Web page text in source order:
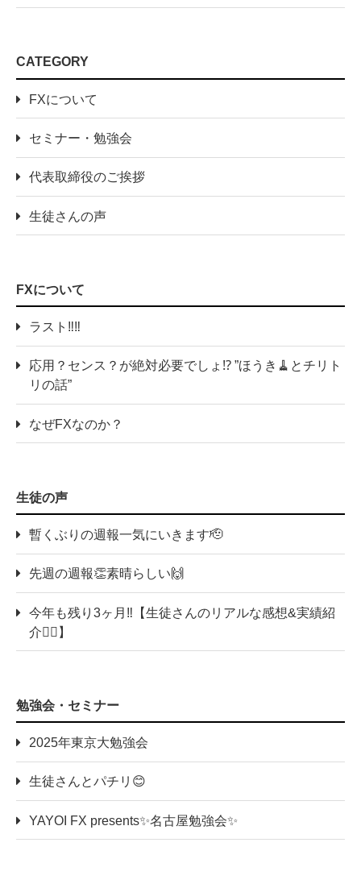
CATEGORY
FXについて
セミナー・勉強会
代表取締役のご挨拶
生徒さんの声
FXについて
ラスト‼️‼️
応用？センス？が絶対必要でしょ⁉️ ”ほうき🧹とチリト
リの話”
なぜFXなのか？
生徒の声
暫くぶりの週報一気にいきます🫡
先週の週報👏素晴らしい🙌
今年も残り3ヶ月‼️【生徒さんのリアルな感想&実績紹
介💁‍♀️】
勉強会・セミナー
2025年東京大勉強会
生徒さんとパチリ😊
YAYOI FX presents✨名古屋勉強会✨